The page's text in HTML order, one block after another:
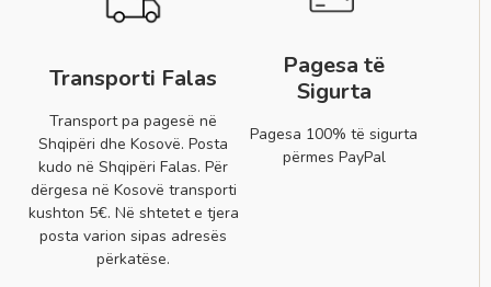
Transporti Falas
Transport pa pagesë në
Shqipëri dhe Kosovë. Posta
kudo në Shqipëri Falas. Për
dërgesa në Kosovë transporti
kushton 5€. Në shtetet e tjera
posta varion sipas adresës
përkatëse.
Pagesa të
Sigurta
Pagesa 100% të sigurta
përmes PayPal